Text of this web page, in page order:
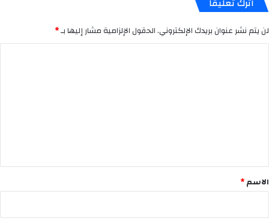
اترك تعليقاً
لن يتم نشر عنوان بريدك الإلكتروني.الحقول الإلزامية مشار إليها بـ*
*
الاسم*